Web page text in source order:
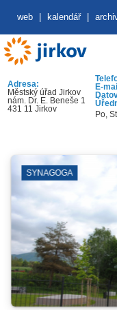
web kalendář
Adresa:
Městský úřad Jirkov
nám. Dr. E. Beneše 1
431 11 Jirkov
E-
Po,